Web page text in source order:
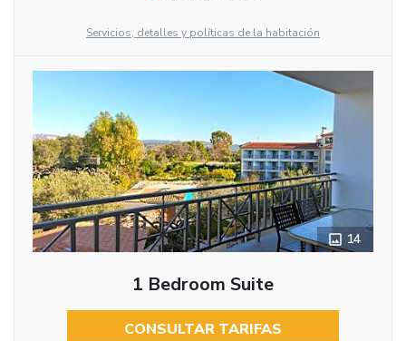
Servicios, detalles y políticas de la habitación
14
1 Bedroom Suite
CONSULTAR TARIFAS